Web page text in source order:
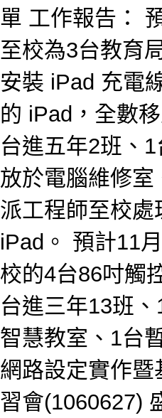
單 工作報告：
至校為3台教育
安裝 iPad 充電
的 iPad，全數
台進五年2班、
放於電腦維修
派工程師至校
iPad。 預計11
校的4台86吋觸
台進三年13班
智慧教室、1台
網路設定實作
習會(1060627)